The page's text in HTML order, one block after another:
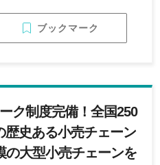
ブックマーク
ク制度完備！全国250
歴史ある小売チェーン
の大型小売チェーンを